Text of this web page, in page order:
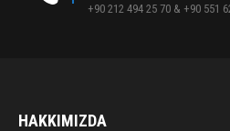
+90 212 494 25 70 & +90 551
HAKKIMIZDA